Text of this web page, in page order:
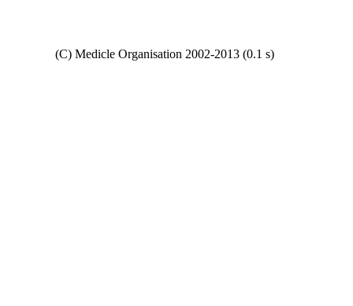
(C) Medicle Organisation 2002-2013 (0.1 s)